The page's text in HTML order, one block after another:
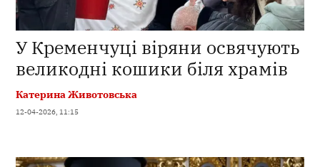
У Кременчуці віряни освячують
великодні кошики біля храмів
Катерина Животовська
12-04-2026, 11:15